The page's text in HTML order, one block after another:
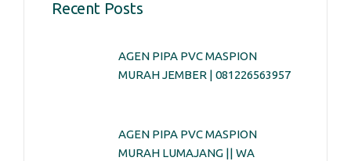
Recent Posts
AGEN PIPA PVC MASPION
MURAH JEMBER | 081226563957
AGEN PIPA PVC MASPION
MURAH LUMAJANG || WA